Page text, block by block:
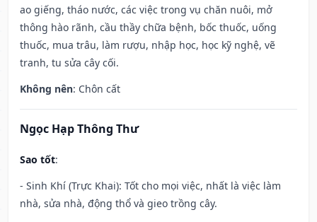
ao giếng, tháo nước, các việc trong vụ chăn nuôi, mở
thông hào rãnh, cầu thầy chữa bệnh, bốc thuốc, uống
thuốc, mua trâu, làm rượu, nhập học, học kỹ nghệ, vẽ
tranh, tu sửa cây cối.
Không nên: Chôn cất
Ngọc Hạp Thông Thư
Sao tốt:
- Sinh Khí (Trực Khai): Tốt cho mọi việc, nhất là việc làm
nhà, sửa nhà, động thổ và gieo trồng cây.